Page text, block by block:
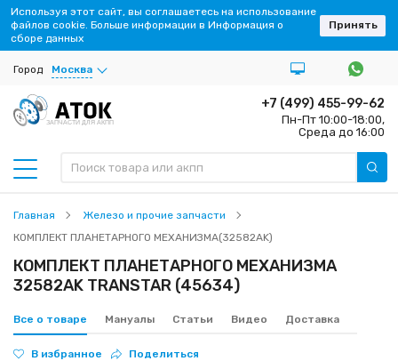
Город Москва
ЗАПЧАСТИ ДЛЯ АКПП
+7 (499) 455-99-62
Пн-Пт 10:00-18:00,
Среда до 16:00
Главная
Железо и прочие запчасти
КОМПЛЕКТ ПЛАНЕТАРНОГО МЕХАНИЗМА(32582AK)
КОМПЛЕКТ ПЛАНЕТАРНОГО МЕХАНИЗМА
32582AK TRANSTAR (45634)
Все о товаре Мануалы Статьи Видео Доставка
В избранное Поделиться
Используя этот сайт, вы соглашаетесь на использование
файлов cookie. Больше информации в Информация о
сборе данных
Принять